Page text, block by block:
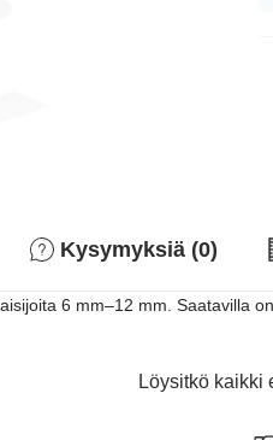
Kysymyksiä (0)
6 mm–12 mm. Saatavilla
Löysitkö kaikki